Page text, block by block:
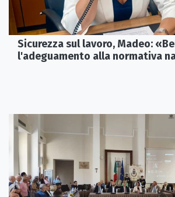
Sicurezza sul lavoro, Madeo:
l'adeguamento alla normativa